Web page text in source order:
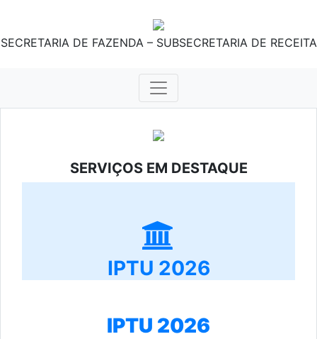
SECRETARIA DE FAZENDA – SUBSECRETARIA DE RECEITA
SERVIÇOS EM DESTAQUE
IPTU 2026
IPTU 2026